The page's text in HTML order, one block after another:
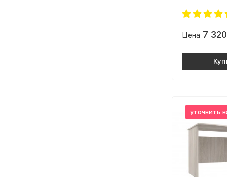
Цена 7 320
уточнить